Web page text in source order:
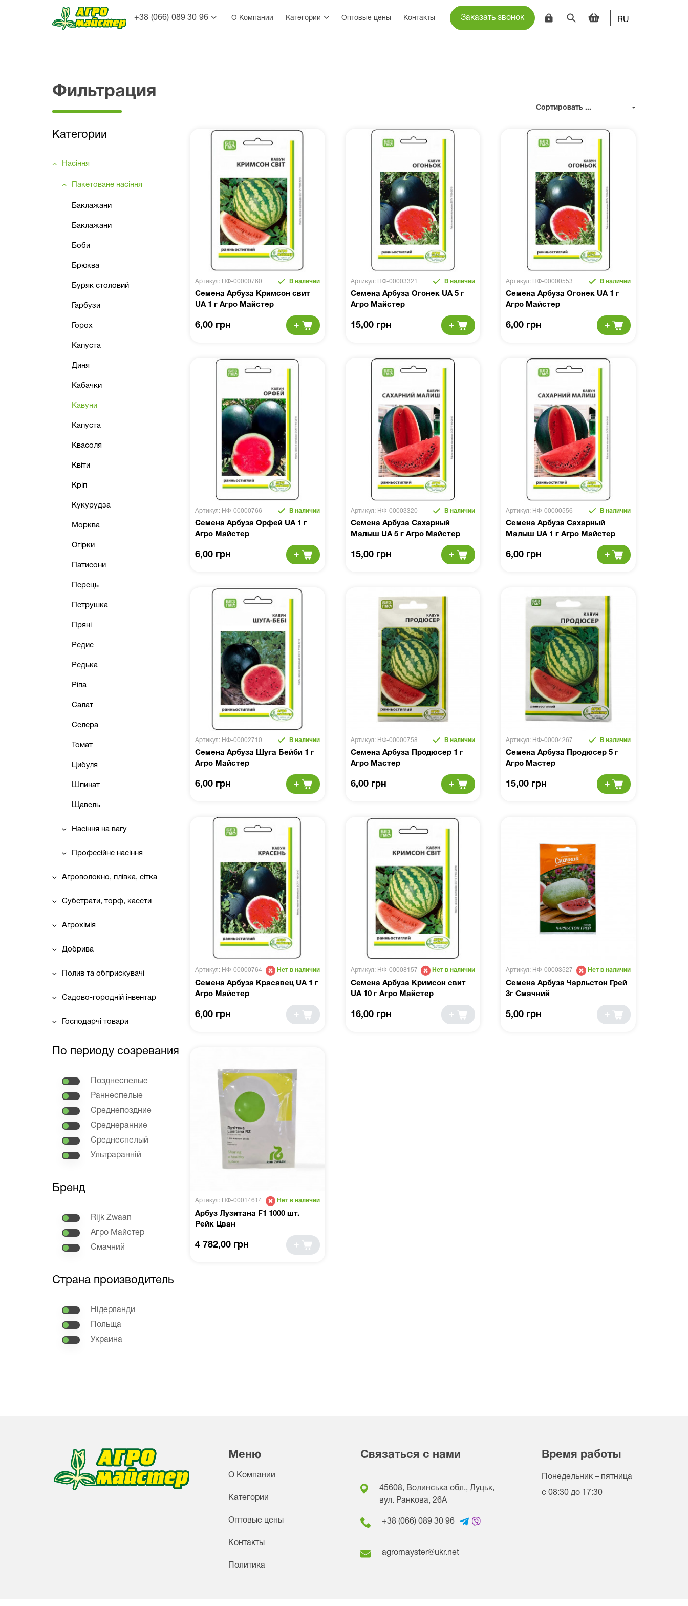
+38 (066) 089 30 96 О Компании Категории Оптовые цены Контакты Заказать звонок RU
Фильтрация
Категории
Насіння
Пакетоване насіння
Баклажани
Баклажани
Боби
Брюква
Буряк столовий
Гарбузи
Горох
Капуста
Диня
Кабачки
Кавуни
Капуста
Квасоля
Квіти
Кріп
Кукурудза
Морква
Огірки
Патисони
Перець
Петрушка
Пряні
Редис
Редька
Ріпа
Салат
Селера
Томат
Цибуля
Шпинат
Щавель
Насіння на вагу
Професійне насіння
Агроволокно, плівка, сітка
Субстрати, торф, касети
Агрохімія
Добрива
Полив та обприскувачі
Садово-городній інвентар
Господарчі товари
По периоду созревания
Позднеспелые
Раннеспелые
Среднепоздние
Среднеранние
Среднеспелый
Ультраранній
Бренд
Rijk Zwaan
Агро Майстер
Смачний
Страна производитель
Нідерланди
Польща
Украина
Сортировать ...
Артикул: НФ-00000760 В наличии
Семена Арбуза Кримсон свит
UA 1 г Агро Майстер
6,00 грн
Артикул: НФ-00003321 В наличии
Семена Арбуза Огонек UA 5 г
Агро Майстер
15,00 грн
Артикул: НФ-00000553 В наличии
Семена Арбуза Огонек UA 1 г
Агро Майстер
6,00 грн
Артикул: НФ-00000766 В наличии
Семена Арбуза Орфей UA 1 г
Агро Майстер
6,00 грн
Артикул: НФ-00003320 В наличии
Семена Арбуза Сахарный
Малыш UA 5 г Агро Майстер
15,00 грн
Артикул: НФ-00000556 В наличии
Семена Арбуза Сахарный
Малыш UA 1 г Агро Майстер
6,00 грн
Артикул: НФ-00002710 В наличии
Семена Арбуза Шуга Бейби 1 г
Агро Майстер
6,00 грн
Артикул: НФ-00000758 В наличии
Семена Арбуза Продюсер 1 г
Агро Мастер
6,00 грн
Артикул: НФ-00004267 В наличии
Семена Арбуза Продюсер 5 г
Агро Мастер
15,00 грн
Артикул: НФ-00000764 Нет в наличии
Семена Арбуза Красавец UA 1 г
Агро Майстер
6,00 грн
Артикул: НФ-00008157 Нет в наличии
Семена Арбуза Кримсон свит
UA 10 г Агро Майстер
16,00 грн
Артикул: НФ-00003527 Нет в наличии
Семена Арбуза Чарльстон Грей
3г Смачний
5,00 грн
Артикул: НФ-00014614 Нет в наличии
Арбуз Лузитана F1 1000 шт.
Рейк Цван
4 782,00 грн
Меню
О Компании
Категории
Оптовые цены
Контакты
Политика
Связаться с нами
45608, Волинська обл., Луцьк,
вул. Ранкова, 26A
+38 (066) 089 30 96
agromayster@ukr.net
Время работы
Понедельник – пятница
с 08:30 до 17:30